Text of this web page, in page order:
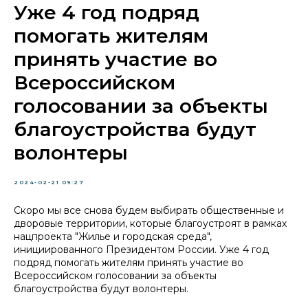
Уже 4 год подряд
помогать жителям
принять участие во
Всероссийском
голосовании за объекты
благоустройства будут
волонтеры
2024-02-21 09:27
Скоро мы все снова будем выбирать общественные и
дворовые территории, которые благоустроят в рамках
нацпроекта "Жилье и городская среда",
инициированного Президентом России. Уже 4 год
подряд помогать жителям принять участие во
Всероссийском голосовании за объекты
благоустройства будут волонтеры.